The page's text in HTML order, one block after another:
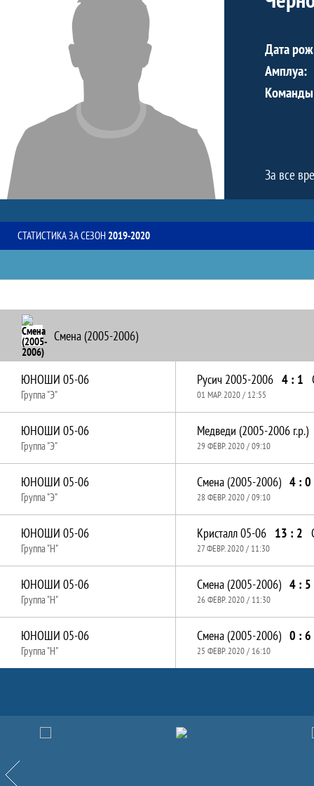
Дата
Амплуа:
За все
СТАТИСТИКА ЗА СЕЗОН 2019-2020
Смена (2005-2006)
ЮНОШИ 05-06
Группа "Э"
Русич 2005-2006 4 : 1
01 МАР. 2020 / 12:55
ЮНОШИ 05-06
Группа "Э"
Медведи (2005-2006 г.р.)
29 ФЕВР. 2020 / 09:10
ЮНОШИ 05-06
Группа "Э"
Смена (2005-2006) 4 : 0
28 ФЕВР. 2020 / 09:10
ЮНОШИ 05-06
Группа "Н"
Кристалл 05-06 13 : 2
27 ФЕВР. 2020 / 11:30
ЮНОШИ 05-06
Группа "Н"
Смена (2005-2006) 4 : 5
26 ФЕВР. 2020 / 11:30
ЮНОШИ 05-06
Группа "Н"
Смена (2005-2006) 0 : 6
25 ФЕВР. 2020 / 16:10
Назад
Партнёры